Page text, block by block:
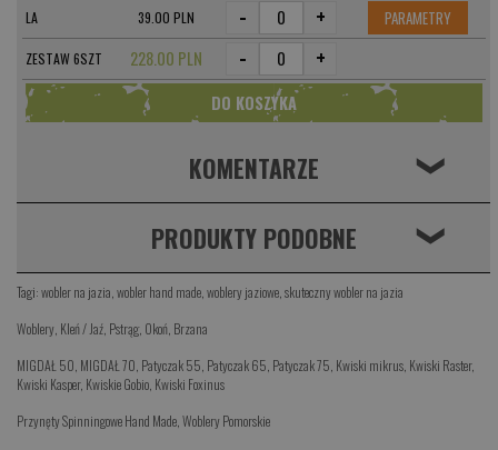
LA 39.00 PLN - + PARAMETRY
ZESTAW 6SZT 228.00 PLN - +
KOMENTARZE ❮
PRODUKTY PODOBNE ❮
Tagi:wobler na jazia ,wobler hand made ,woblery jaziowe ,skuteczny wobler na jazia
Woblery Kleń / Jaź Pstrąg, Okoń Brzana
MIGDAŁ 50 MIGDAŁ 70 Patyczak 55 Patyczak 65 Patyczak 75 Kwiski mikrus Kwiski Raster,
Kwiski Kasper, Kwiskie Gobio Kwiski Foxinus
Przynęty Spinningowe Hand Made ,Woblery Pomorskie